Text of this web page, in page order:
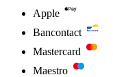
Apple
Bancontact
Mastercard
Maestro